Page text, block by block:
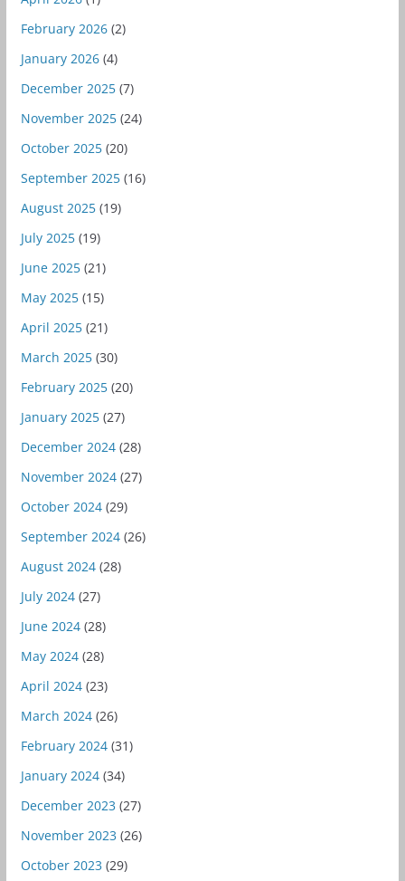
February 2026(2)
January 2026(4)
December 2025(7)
November 2025(24)
October 2025(20)
September 2025(16)
August 2025(19)
July 2025(19)
June 2025(21)
May 2025(15)
April 2025(21)
March 2025(30)
February 2025(20)
January 2025(27)
December 2024(28)
November 2024(27)
October 2024(29)
September 2024(26)
August 2024(28)
July 2024(27)
June 2024(28)
May 2024(28)
April 2024(23)
March 2024(26)
February 2024(31)
January 2024(34)
December 2023 (27)
November 2023 (26)
October 2023 (29)